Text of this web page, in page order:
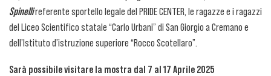
Spinellireferente sportello legale del PRIDE CENTER, le ragazze e i ragazzi
del Liceo Scientifico statale “Carlo Urbani” di San Giorgio a Cremano e
dell’Istituto d’istruzione superiore “Rocco Scotellaro”.
Sarà possibile visitare la mostra dal 7 al 17 Aprile 2025